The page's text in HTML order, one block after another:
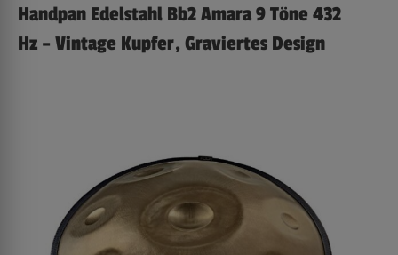
Handpan Edelstahl Bb2 Amara 9 Töne 432
Hz – Vintage Kupfer, Graviertes Design